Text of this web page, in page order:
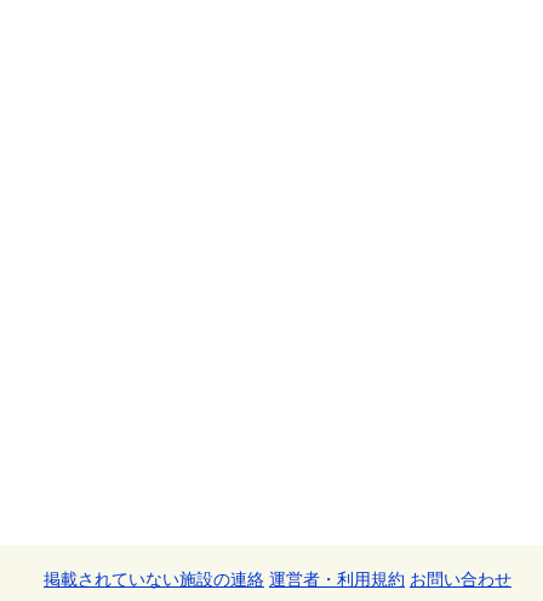
掲載されていない施設の連絡 運営者・利用規約 お問い合わせ